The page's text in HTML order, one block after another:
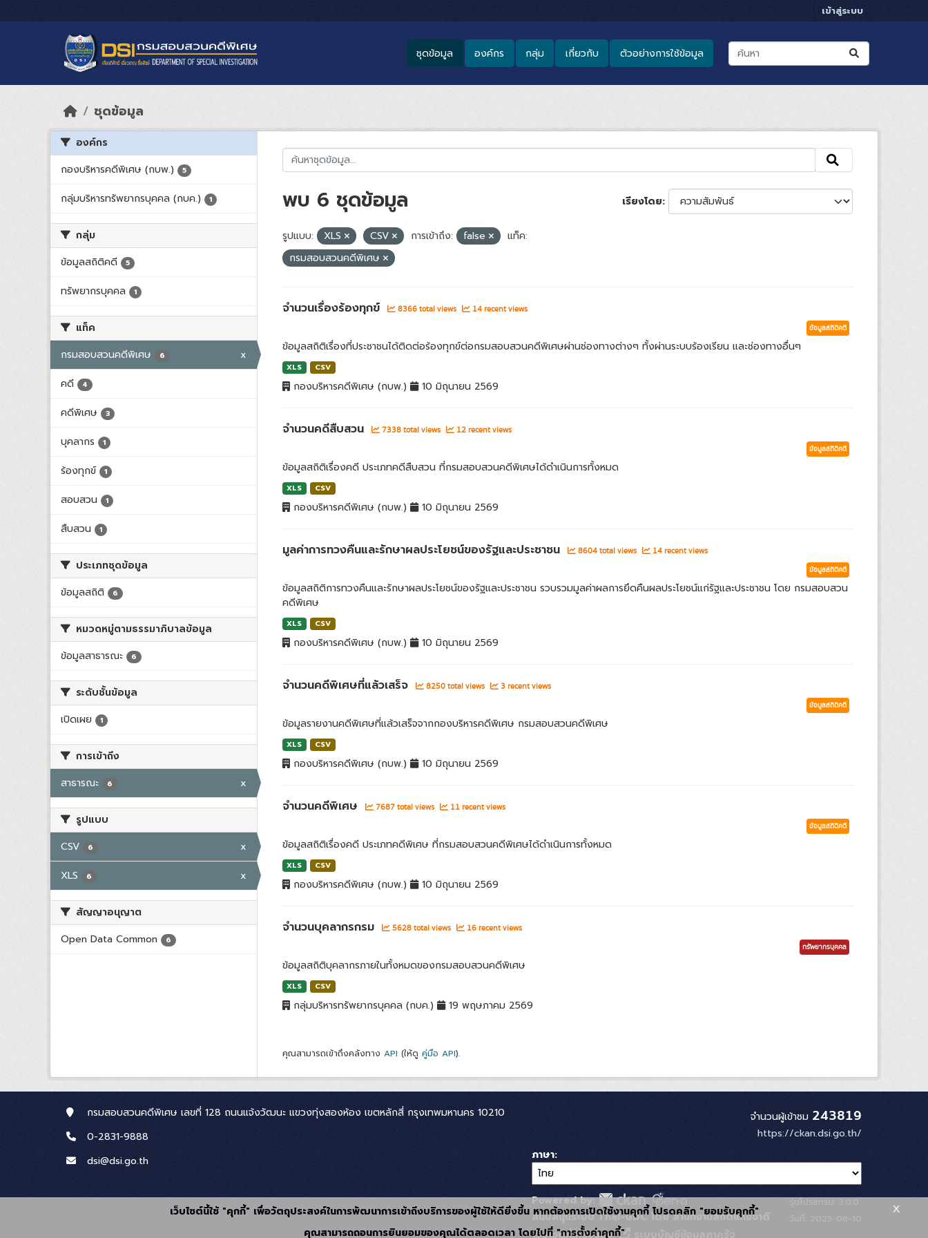
เข้าสู่ระบบ
ชุดข้อมูล องค์กร กลุ่ม เกี่ยวกับ ตัวอย่างการใช้ข้อมูล
ชุดข้อมูล
องค์กร
กองบริหารคดีพิเศษ (กบพ.)
5
กลุ่มบริหารทรัพยากรบุคคล (กบค.) 1
กลุ่ม
ข้อมูลสถิติคดี
5
ทรัพยากรบุคคล 1
แท็ค
กรมสอบสวนคดีพิเศษ
6
x
คดี
4
คดีพิเศษ 3
บุคลากร 1
ร้องทุกข์ 1
สอบสวน 1
สืบสวน 1
ประเภทชุดข้อมูล
ข้อมูลสถิติ
6
หมวดหมู่ตามธรรมาภิบาลข้อมูล
ข้อมูลสาธารณะ
6
ระดับชั้นข้อมูล
เปิดเผย
1
การเข้าถึง
สาธารณะ
6 x
รูปแบบ
CSV
6
x
XLS
6 x
สัญญาอนุญาต
Open Data Common
6
เรียงโดย
พบ 6 ชุดข้อมูล
รูปแบบ: XLS CSV การเข้าถึง: false
แท็ค:
กรมสอบสวนคดีพิเศษ
จำนวนเรื่องร้องทุกข์ 8366 total views 14 recent views
ข้อมูลสถิติคดี
ข้อมูลสถิติเรื่องที่ประชาชนได้ติดต่อร้องทุกข์ต่อกรมสอบสวนคดีพิเศษผ่านช่องทางต่างๆ ทั้งผ่านระบบร้องเรียน และช่องทางอื่นๆ
XLS CSV
กองบริหารคดีพิเศษ (กบพ.) 10 มิถุนายน 2569
จำนวนคดีสืบสวน 7338 total views 12 recent views
ข้อมูลสถิติคดี
ข้อมูลสถิติเรื่องคดี ประเภทคดีสืบสวน ที่กรมสอบสวนคดีพิเศษได้ดำเนินการทั้งหมด
XLS CSV
กองบริหารคดีพิเศษ (กบพ.) 10 มิถุนายน 2569
มูลค่าการทวงคืนและรักษาผลประโยชน์ของรัฐและประชาชน 8604 total views 14 recent views
ข้อมูลสถิติคดี
ข้อมูลสถิติการทวงคืนและรักษาผลประโยชน์ของรัฐและประชาชน รวบรวมมูลค่าผลการยึดคืนผลประโยชน์แก่รัฐและประชาชน โดย กรมสอบสวน
คดีพิเศษ
XLS CSV
กองบริหารคดีพิเศษ (กบพ.) 10 มิถุนายน 2569
จำนวนคดีพิเศษที่แล้วเสร็จ 8250 total views 3 recent views
ข้อมูลสถิติคดี
ข้อมูลรายงานคดีพิเศษที่แล้วเสร็จจากกองบริหารคดีพิเศษ กรมสอบสวนคดีพิเศษ
XLS CSV
กองบริหารคดีพิเศษ (กบพ.) 10 มิถุนายน 2569
จำนวนคดีพิเศษ 7687 total views 11 recent views
ข้อมูลสถิติคดี
ข้อมูลสถิติเรื่องคดี ประเภทคดีพิเศษ ที่กรมสอบสวนคดีพิเศษได้ดำเนินการทั้งหมด
XLS CSV
กองบริหารคดีพิเศษ (กบพ.) 10 มิถุนายน 2569
จำนวนบุคลากรกรม 5628 total views 16 recent views
ทรัพยากรบุคคล
ข้อมูลสถิติบุคลากรภายในทั้งหมดของกรมสอบสวนคดีพิเศษ
XLS CSV
กลุ่มบริหารทรัพยากรบุคคล (กบค.) 19 พฤษภาคม 2569
คุณสามารถเข้าถึงคลังทาง API (ให้ดู คู่มือ API).
กรมสอบสวนคดีพิเศษ เลขที่ 128 ถนนแจ้งวัฒนะ แขวงทุ่งสองห้อง เขตหลักสี่ กรุงเทพมหานคร 10210
0-2831-9888
dsi@dsi.go.th
จำนวนผู้เข้าชม 243819
https://ckan.dsi.go.th/
ภาษา
Powered by:
สนับสนุนระบบ Thai-GDC โดย สำนักงานสถิติแห่งชาติ
เว็บไซต์ที่เกี่ยวข้อง:
เว็บไซต์นี้ใช้ "คุกกี้" เพื่อวัตถุประสงค์ในการพัฒนาการเข้าถึงบริการของผู้ใช้ให้ดียิ่งขึ้น หากต้องการเปิดใช้งานคุกกี้ โปรดคลิก "ยอมรับคุกกี้"
คุณสามารถถอนการยินยอมของคุณได้ตลอดเวลา โดยไปที่ "การตั้งค่าคุกกี้"
x